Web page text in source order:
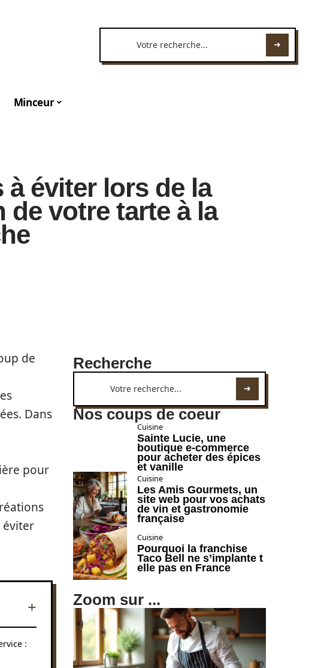
Minceur
à éviter lors de la
de votre tarte à la
de
Dans
pour
éviter
:
Recherche
Nos coups de coeur
Cuisine
Sainte Lucie, une
boutique e-commerce
pour acheter des épices
et vanille
Cuisine
Les Amis Gourmets, un
site web pour vos achats
de vin et gastronomie
française
Cuisine
Pourquoi la franchise
Taco Bell ne s’implante t
elle pas en France
Zoom sur ...